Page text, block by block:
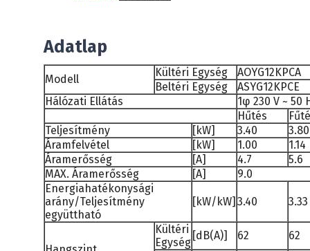
Adatlap
Modell
Kültéri Egység
AOYG12KPCA
Beltéri Egység
ASYG12KPCE
Hálózati Ellátás
1φ 230 V ~ 50
Hűtés
Teljesítmény
[kW] 3.40
3.80
Áramfelvétel
[kW] 1.00
1.14
Áramerősség
[A] 4.7
5.6
MAX. Áramerősség
[A]
9.0
Energiahatékonysági
arány/Teljesítmény
együttható
[kW/kW] 3.40 3.33
Kültéri
Egység
[dB(A)] 62
62